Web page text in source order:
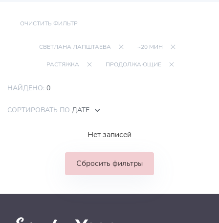
ОЧИСТИТЬ ФИЛЬТР
СВЕТЛАНА ЛАПШТАЕВА ~20 МИН
РАСТЯЖКА ПРОДОЛЖАЮЩИЕ
НАЙДЕНО: 0
СОРТИРОВАТЬ ПО ДАТЕ
Нет записей
Сбросить фильтры